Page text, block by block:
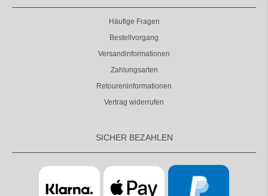
Häufige Fragen
Bestellvorgang
Versandinformationen
Zahlungsarten
Retoureninformationen
Vertrag widerrufen
SICHER BEZAHLEN